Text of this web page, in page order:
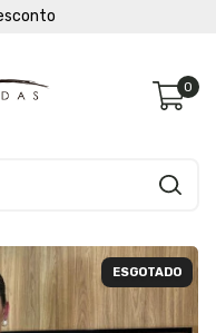
0
ESGOTADO